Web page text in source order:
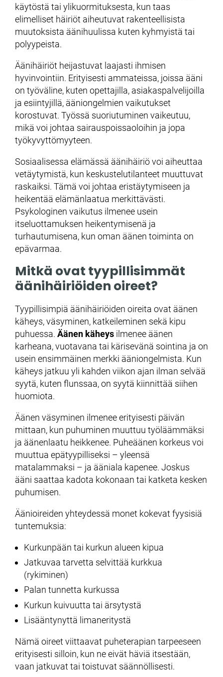
käytöstä tai ylikuormituksesta, kun taas
elimelliset häiriöt aiheutuvat rakenteellisista
muutoksista äänihuulissa kuten kyhmyistä tai
polyypeista.
Äänihäiriöt heijastuvat laajasti ihmisen
hyvinvointiin. Erityisesti ammateissa, joissa ääni
on työväline, kuten opettajilla, asiakaspalvelijoilla
ja esiintyjillä, ääniongelmien vaikutukset
korostuvat. Työssä suoriutuminen vaikeutuu,
mikä voi johtaa sairauspoissaoloihin ja jopa
työkyvyttömyyteen.
Sosiaalisessa elämässä äänihäiriö voi aiheuttaa
vetäytymistä, kun keskustelutilanteet muuttuvat
raskaiksi. Tämä voi johtaa eristäytymiseen ja
heikentää elämänlaatua merkittävästi.
Psykologinen vaikutus ilmenee usein
itseluottamuksen heikentymisenä ja
turhautumisena, kun oman äänen toiminta on
epävarmaa.
Mitkä ovat tyypillisimmät
äänihäiriöiden oireet?
Tyypillisimpiä äänihäiriöiden oireita ovat äänen
käheys, väsyminen, katkeileminen sekä kipu
puhuessa. Äänen käheys ilmenee äänen
karheana, vuotavana tai kärisevänä sointina ja on
usein ensimmäinen merkki ääniongelmista. Kun
käheys jatkuu yli kahden viikon ajan ilman selvää
syytä, kuten flunssaa, on syytä kiinnittää siihen
huomiota.
Äänen väsyminen ilmenee erityisesti päivän
mittaan, kun puhuminen muuttuu työläämmäksi
ja äänenlaatu heikkenee. Puheäänen korkeus voi
muuttua epätyypilliseksi – yleensä
matalammaksi – ja ääniala kapenee. Joskus
ääni saattaa kadota kokonaan tai katketa kesken
puhumisen.
Äänioireiden yhteydessä monet kokevat fyysisiä
tuntemuksia:
Kurkunpään tai kurkun alueen kipua
Jatkuvaa tarvetta selvittää kurkkua
(rykiminen)
Palan tunnetta kurkussa
Kurkun kuivuutta tai ärsytystä
Lisääntynyttä limaneritystä
Nämä oireet viittaavat puheterapian tarpeeseen
erityisesti silloin, kun ne eivät häviä itsestään,
vaan jatkuvat tai toistuvat säännöllisesti.